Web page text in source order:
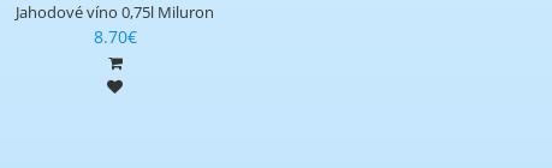
Jahodové víno 0,75l Miluron
8.70€